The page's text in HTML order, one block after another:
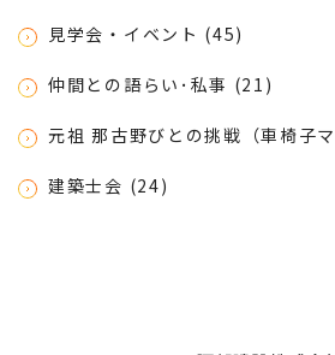
見学会・イベント (45)
仲間との語らい･私事 (21)
元祖 那古野びとの挑戦（車椅子
建築士会 (24)